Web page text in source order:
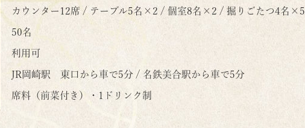
カウンター12席 / テーブル5名×2 / 個室8名×2 / 掘りごたつ4名×5
50名
利用可
JR岡崎駅 東口から車で5分 / 名鉄美合駅から車で5分
席料（前菜付き）・1ドリンク制